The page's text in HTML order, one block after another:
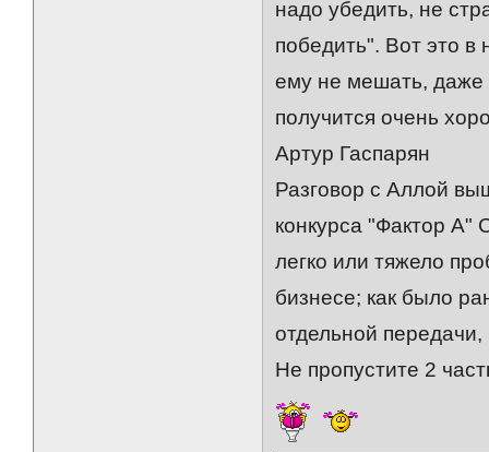
надо убедить, не
победить". Вот это в
ему не мешать, даже
получится очень
Артур Гаспарян
Разговор с Аллой
конкурса "Фактор А"
легко или тяжело
бизнесе; как было
отдельной
Не пропустите 2